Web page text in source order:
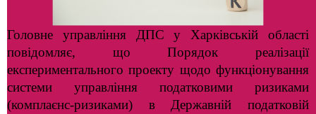
Головне управління ДПС у Харківській області
повідомляє, що Порядок реалізації
експериментального проекту щодо функціонування
системи управління податковими ризиками
(комплаєнс-ризиками) в Державній податковій